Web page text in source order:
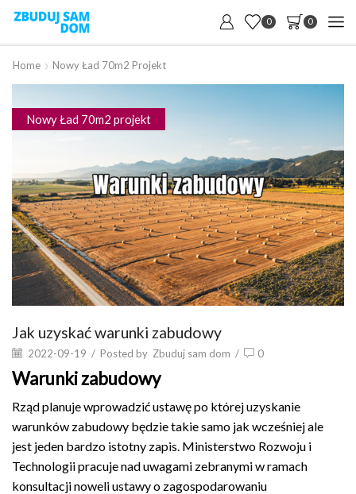
0 0
Home Nowy Ład 70m2 Projekt
Nowy Ład 70m2 projekt
Jak uzyskać warunki zabudowy
2022-09-19 / Posted by Zbuduj sam dom / 0
Warunki zabudowy
Rząd planuje wprowadzić ustawę po której uzyskanie
warunków zabudowy będzie takie samo jak wcześniej ale
jest jeden bardzo istotny zapis. Ministerstwo Rozwoju i
Technologii pracuje nad uwagami zebranymi w ramach
konsultacji noweli ustawy o zagospodarowaniu